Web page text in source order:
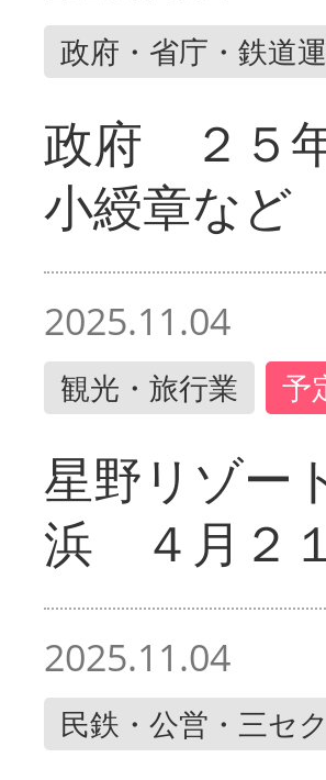
政府・省庁・鉄道
政府 ２５
小綬章など
2025.11.04
観光・旅行業 予
星野リゾ
浜 ４月２
2025.11.04
民鉄・公営・三セク